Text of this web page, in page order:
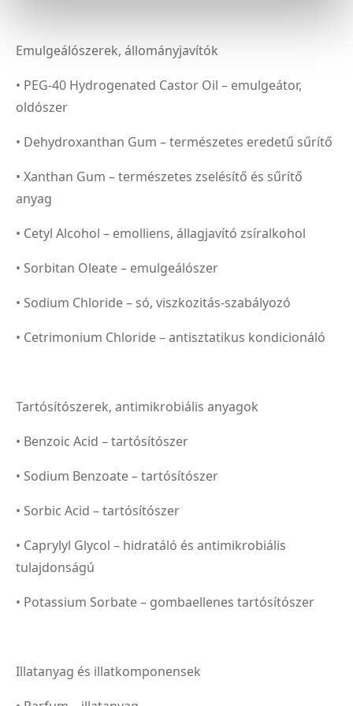
Emulgeálószerek, állományjavítók
• PEG-40 Hydrogenated Castor Oil – emulgeátor,
oldószer
• Dehydroxanthan Gum – természetes eredetű sűrítő
• Xanthan Gum – természetes zselésítő és sűrítő
anyag
• Cetyl Alcohol – emolliens, állagjavító zsíralkohol
• Sorbitan Oleate – emulgeálószer
• Sodium Chloride – só, viszkozitás-szabályozó
• Cetrimonium Chloride – antisztatikus kondicionáló
Tartósítószerek, antimikrobiális anyagok
• Benzoic Acid – tartósítószer
• Sodium Benzoate – tartósítószer
• Sorbic Acid – tartósítószer
• Caprylyl Glycol – hidratáló és antimikrobiális
tulajdonságú
• Potassium Sorbate – gombaellenes tartósítószer
Illatanyag és illatkomponensek